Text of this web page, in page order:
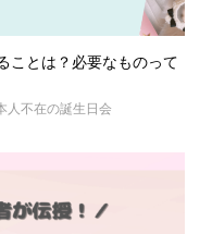
ことは？必要なものって
人不在の誕生日会